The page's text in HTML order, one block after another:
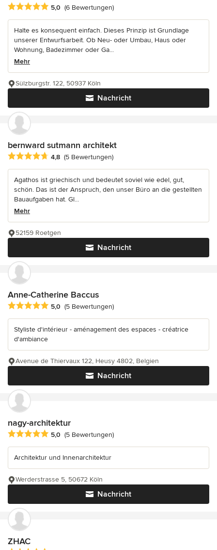
Durchschnittliche Bewertung: 5 von 5 Sternen
5,0 (6 Bewertungen)
Halte es konsequent einfach. Dieses Prinzip ist Grundlage
unserer Entwurfsarbeit. Ob Neu- oder Umbau, Haus oder
Wohnung, Badezimmer oder Ga...
Mehr
Nachricht
Sülzburgstr. 122, 50937 Köln
bernward sutmann architekt
Durchschnittliche Bewertung: 4.8 von 5 Sternen
4,8 (5 Bewertungen)
Agathos ist griechisch und bedeutet soviel wie edel, gut,
schön. Das ist der Anspruch, den unser Büro an die gestellten
Bauaufgaben hat. Gl...
Mehr
Nachricht
52159 Roetgen
Anne-Catherine Baccus
Durchschnittliche Bewertung: 5 von 5 Sternen
5,0 (5 Bewertungen)
Styliste d'intérieur - aménagement des espaces - créatrice
d'ambiance
Nachricht
Avenue de Thiervaux 122, Heusy 4802, Belgien
nagy-architektur
Durchschnittliche Bewertung: 5 von 5 Sternen
5,0 (5 Bewertungen)
Architektur und Innenarchitektur
Nachricht
Werderstrasse 5, 50672 Köln
ZHAC